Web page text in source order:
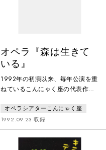
オペラ『森は生きて
いる』
1992年の初演以来、毎年公演を重
ねているこんにゃく座の代表作の
まで楽しめるオペラとして、世代
を超えて親しまれている。わがま
まな女王の気まぐれからはじまっ
た かごいっぱいの金貨につられ
オペラシアターこんにゃく座
1992.09.23 収録